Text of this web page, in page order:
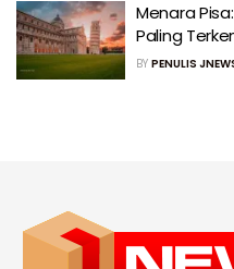
Menara
Paling
BY PENULIS